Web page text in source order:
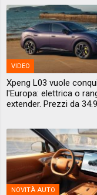
VIDEO
Xpeng L03 vuole
l'Europa: elettrica o
extender. Prezzi da
NOVITÀ AUTO